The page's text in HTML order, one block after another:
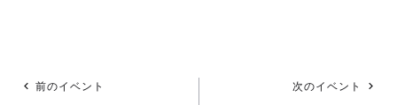
前のイベント 次のイベント